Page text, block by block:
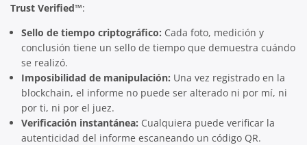
Trust Verified™:
Sello de tiempo criptográfico: Cada foto, medición y
conclusión tiene un sello de tiempo que demuestra cuándo
se realizó.
Imposibilidad de manipulación: Una vez registrado en la
blockchain, el informe no puede ser alterado ni por mí, ni
por ti, ni por el juez.
Verificación instantánea: Cualquiera puede verificar la
autenticidad del informe escaneando un código QR.